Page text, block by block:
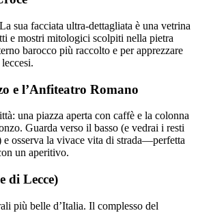
sua facciata ultra-dettagliata è una vetrina
e mostri mitologici scolpiti nella pietra
barocco più raccolto e per apprezzare
e l’Anfiteatro Romano
una piazza aperta con caffè e la colonna
Guarda verso il basso (e vedrai i resti
e osserva la vivace vita di strada—perfetta
un aperitivo.
di Lecce)
più belle d’Italia. Il complesso del